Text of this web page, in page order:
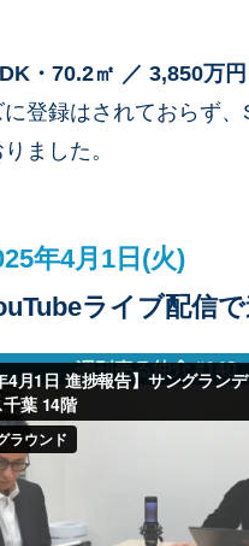
・70.2㎡ ／ 3,850万円
に登録はされておらず
ました。
年4月1日(火)
ライブ配信